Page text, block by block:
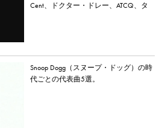
Cent、ドクター・ドレー、ATCQ、タ
Snoop Dogg（スヌープ・ドッグ）の時
代ごとの代表曲5選。